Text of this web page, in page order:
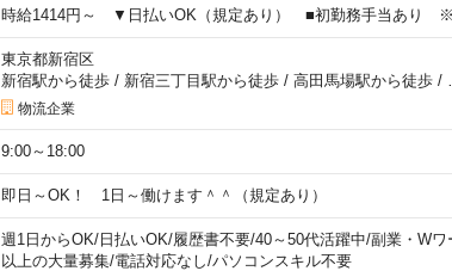
時給1414円～ ▼日払いOK（規定あり） ■初勤務手当あり ※
東京都新宿区
新宿駅から徒歩/ 新宿三丁目駅から徒歩/ 高田馬場駅から徒歩/
物流企業
9:00～18:00
即日～OK！ 1日～働けます＾＾（規定あり）
週1日からOK/日払いOK/履歴書不要/40～50代活躍中/副業・Wワ
以上の大量募集/電話対応なし/パソコンスキル不要